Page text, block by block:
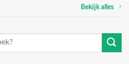
Bekijk alles